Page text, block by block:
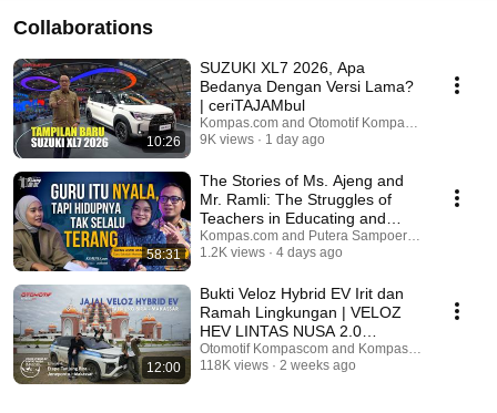
Collaborations
10:26
SUZUKI XL7 2026, Apa
Bedanya Dengan Versi Lama?
| ceriTAJAMbul
Kompas.com and Otomotif Kompascom
9K views
1 day ago
58:31
The Stories of Ms. Ajeng and
Mr. Ramli: The Struggles of
Teachers in Educating and
Defining Well-...
Kompas.com and Putera Sampoerna Foundation
1.2K views
4 days ago
12:00
Bukti Veloz Hybrid EV Irit dan
Ramah Lingkungan | VELOZ
HEV LINTAS NUSA 2.0
JELAJAH SULAWESI
Otomotif Kompascom and Kompas.com
118K views
2 weeks ago